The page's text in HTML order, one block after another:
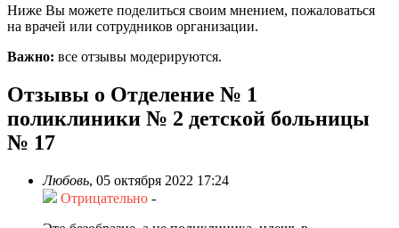
Ниже Вы можете поделиться своим мнением, пожаловаться
на врачей или сотрудников организации.
Важно: все отзывы модерируются.
Отзывы о Отделение № 1
поликлиники № 2 детской больницы
№ 17
Любовь, 05 октября 2022 17:24
Отрицательно -